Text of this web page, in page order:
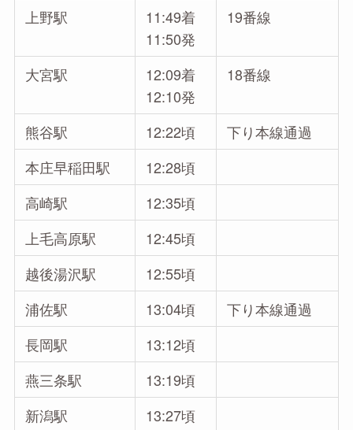
上野駅
11:49着
11:50発
19番線
大宮駅
12:09着
12:10発
18番線
熊谷駅 12:22頃
下り本線通過
本庄早稲田駅
12:28頃
高崎駅
12:35頃
上毛高原駅
12:45頃
越後湯沢駅
12:55頃
浦佐駅
13:04頃
下り本線通過
長岡駅
13:12頃
燕三条駅
13:19頃
新潟駅
13:27頃